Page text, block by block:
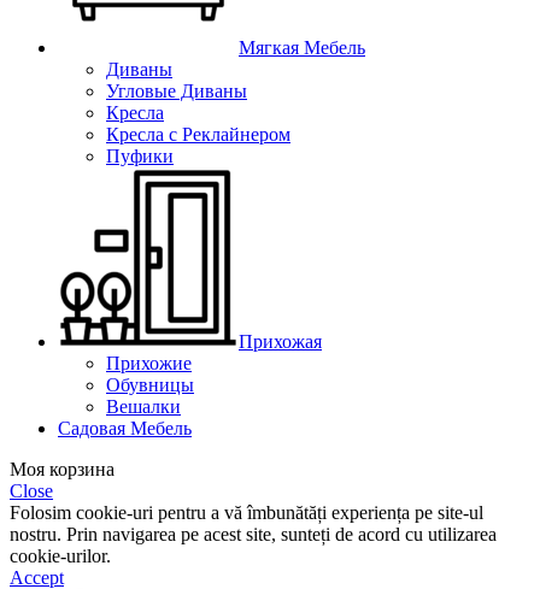
Мягкая Мебель
Диваны
Угловые Диваны
Кресла
Кресла с Реклайнером
Пуфики
Прихожая
Прихожие
Обувницы
Вешалки
Садовая Мебель
Моя корзина
Close
Folosim cookie-uri pentru a vă îmbunătăți experiența pe site-ul
nostru. Prin navigarea pe acest site, sunteți de acord cu utilizarea
cookie-urilor.
Accept